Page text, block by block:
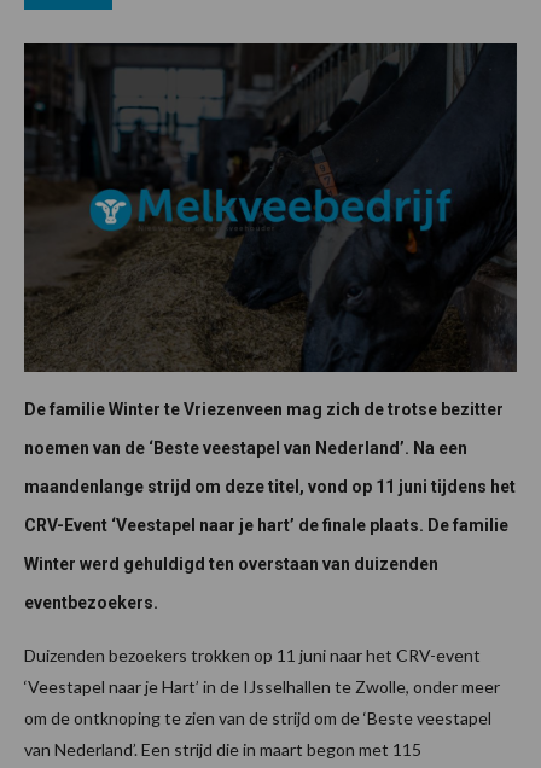
De familie Winter te Vriezenveen mag zich de trotse bezitter
noemen van de ‘Beste veestapel van Nederland’. Na een
maandenlange strijd om deze titel, vond op 11 juni tijdens het
CRV-Event ‘Veestapel naar je hart’ de finale plaats. De familie
Winter werd gehuldigd ten overstaan van duizenden
eventbezoekers.
Duizenden bezoekers trokken op 11 juni naar het CRV-event
‘Veestapel naar je Hart’ in de IJsselhallen te Zwolle, onder meer
om de ontknoping te zien van de strijd om de ‘Beste veestapel
van Nederland’. Een strijd die in maart begon met 115